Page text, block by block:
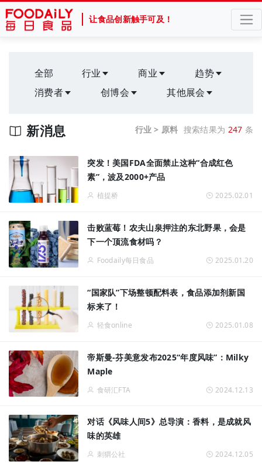
让食品创新触手可及！
全部 行业 商业
趋势
消费者
创博会 其他展会
行业 > 原料 搜索结果为 247 条
新消息
突发！美国FDA全面禁止这种“合成红色
素”，波及2000+产品
植提桥 2025.02.01
击败蓝莓！农夫山泉押注的东北野果，会是
下一个顶流食材吗？
Foodaily每日食品 2025.01.20
“国家队”下场整顿配料表，食品添加剂新国
标来了！
轻食online 2025.01.08
帝斯曼-芬美意发布2025“年度风味”：Milky
Maple
食研汇FTA 2024.12.13
对话《风味人间5》总导演：香料，是成就风
味的英雄
刺猬公社 2024.12.05